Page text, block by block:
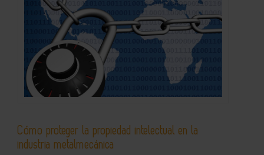
Cómo proteger la propiedad intelectual en la
industria metalmecánica